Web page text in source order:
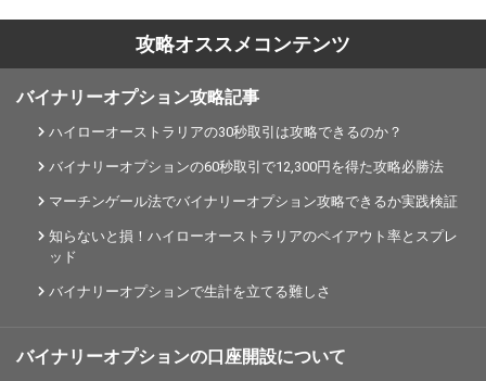
攻略オススメコンテンツ
バイナリーオプション攻略記事
ハイローオーストラリアの30秒取引は攻略できるのか？
バイナリーオプションの60秒取引で12,300円を得た攻略必勝法
マーチンゲール法でバイナリーオプション攻略できるか実践検証
知らないと損！ハイローオーストラリアのペイアウト率とスプレ
ッド
バイナリーオプションで生計を立てる難しさ
バイナリーオプションの口座開設について